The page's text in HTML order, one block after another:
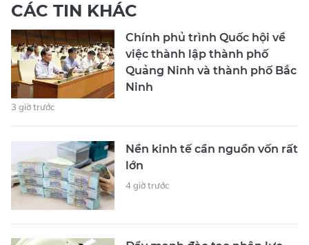
CÁC TIN KHÁC
Chính phủ trình Quốc hội về
việc thành lập thành phố
Quảng Ninh và thành phố Bắc
Ninh
3 giờ trước
Nền kinh tế cần nguồn vốn rất
lớn
4 giờ trước